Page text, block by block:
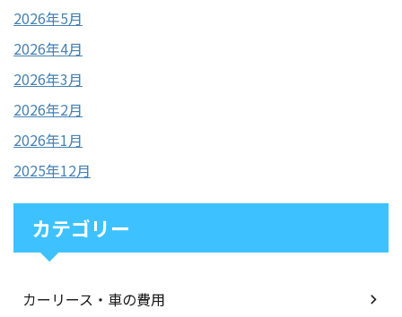
2026年5月
2026年4月
2026年3月
2026年2月
2026年1月
2025年12月
カテゴリー
カーリース・車の費用